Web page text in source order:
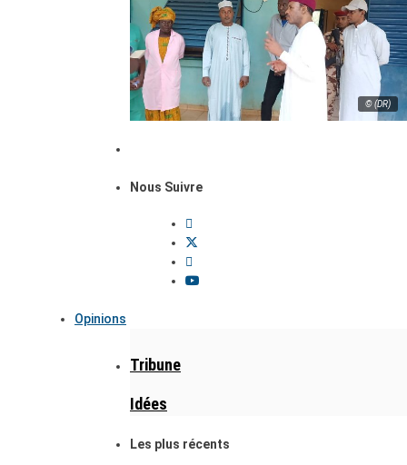
© (DR)
Nous Suivre
Opinions
Tribune
Idées
Les plus récents